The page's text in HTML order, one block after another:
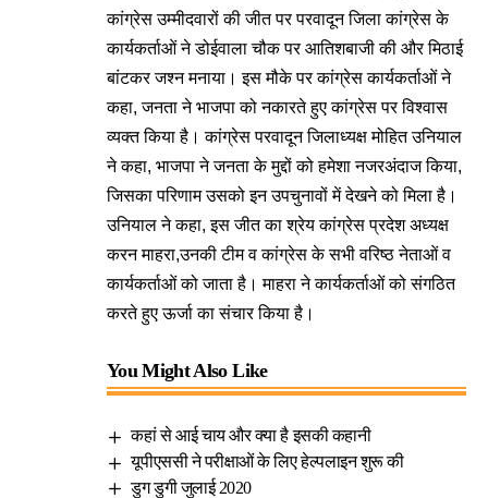
कांग्रेस उम्मीदवारों की जीत पर परवादून जिला कांग्रेस के
कार्यकर्ताओं ने डोईवाला चौक पर आतिशबाजी की और मिठाई
बांटकर जश्न मनाया। इस मौके पर कांग्रेस कार्यकर्ताओं ने
कहा, जनता ने भाजपा को नकारते हुए कांग्रेस पर विश्वास
व्यक्त किया है। कांग्रेस परवादून जिलाध्यक्ष मोहित उनियाल
ने कहा, भाजपा ने जनता के मुद्दों को हमेशा नजरअंदाज किया,
जिसका परिणाम उसको इन उपचुनावों में देखने को मिला है।
उनियाल ने कहा, इस जीत का श्रेय कांग्रेस प्रदेश अध्यक्ष
करन माहरा,उनकी टीम व कांग्रेस के सभी वरिष्ठ नेताओं व
कार्यकर्ताओं को जाता है। माहरा ने कार्यकर्ताओं को संगठित
करते हुए ऊर्जा का संचार किया है।
You Might Also Like
कहां से आई चाय और क्या है इसकी कहानी
यूपीएससी ने परीक्षाओं के लिए हेल्पलाइन शुरू की
डुग डुगी जुलाई 2020